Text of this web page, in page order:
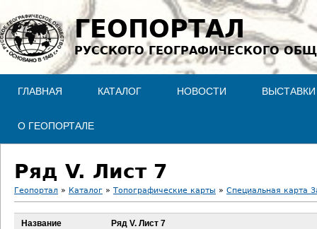
Jump to navigation
ГЕОПОРТАЛ
РУССКОГО ГЕОГРАФИЧЕСКОГО
ГЛАВНАЯ КАТАЛОГ НОВОСТИ ВЫСТАВКИ
О ГЕОПОРТАЛЕ
Ряд V. Лист 7
В
Геопортал » Каталог » Топографические карты » Специальная карта
Название Ряд V. Лист 7